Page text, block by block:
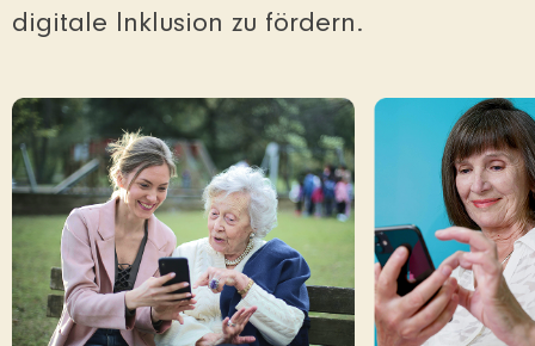
digitale Inklusion zu fördern.